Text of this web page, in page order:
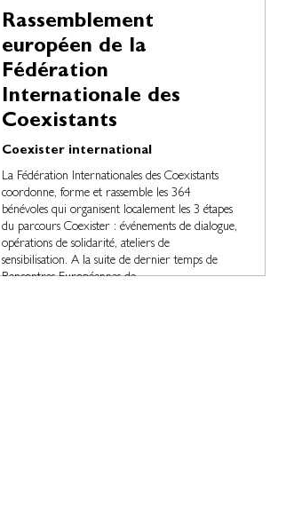
Rassemblement
européen de la
Fédération
Internationale des
Coexistants
Coexister international
La Fédération Internationales des Coexistants
coordonne, forme et rassemble les 364
bénévoles qui organisent localement les 3 étapes
du parcours Coexister : événements de dialogue,
opérations de solidarité, ateliers de
sensibilisation. A la suite de dernier temps de
Rencontres Européennes de ...